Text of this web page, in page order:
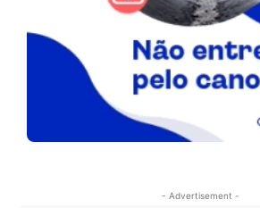
- Advertisement -